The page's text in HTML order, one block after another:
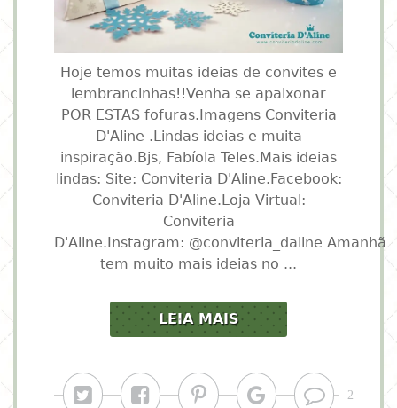
Hoje temos muitas ideias de convites e
lembrancinhas!!Venha se apaixonar
POR ESTAS fofuras.Imagens Conviteria
D'Aline .Lindas ideias e muita
inspiração.Bjs, Fabíola Teles.Mais ideias
lindas: Site: Conviteria D'Aline.Facebook:
Conviteria D'Aline.Loja Virtual:
Conviteria
D'Aline.Instagram: @conviteria_daline Amanhã
tem muito mais ideias no ...
LEIA MAIS